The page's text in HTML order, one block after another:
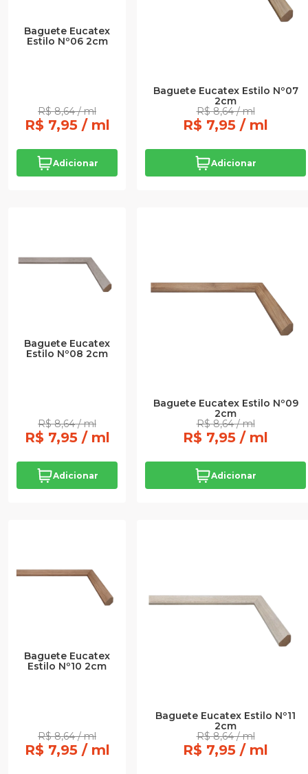
Baguete Eucatex
Estilo Nº06 2cm
R$ 8,64 / ml
R$ 7,95 / ml
Adicionar
Baguete Eucatex Estilo Nº07
2cm
R$ 8,64 / ml
R$ 7,95 / ml
Adicionar
Baguete Eucatex
Estilo Nº08 2cm
R$ 8,64 / ml
R$ 7,95 / ml
Adicionar
Baguete Eucatex Estilo Nº09
2cm
R$ 8,64 / ml
R$ 7,95 / ml
Adicionar
Baguete Eucatex
Estilo Nº10 2cm
R$ 8,64 / ml
R$ 7,95 / ml
Baguete Eucatex Estilo Nº11
2cm
R$ 8,64 / ml
R$ 7,95 / ml